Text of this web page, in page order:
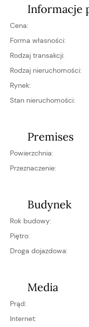
Informacje
Cena:
Forma własności:
Rodzaj transakcji:
Rodzaj nieruchomości:
Rynek:
Stan nieruchomości:
Premises
Powierzchnia:
Przeznaczenie:
Budynek
Rok budowy:
Piętro:
Droga dojazdowa:
Media
Prąd:
Internet: